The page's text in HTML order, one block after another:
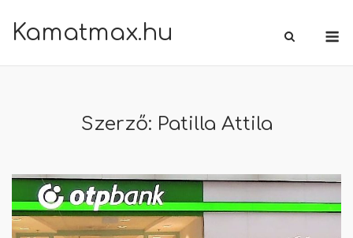
Kamatmax.hu
Szerző: Patilla Attila